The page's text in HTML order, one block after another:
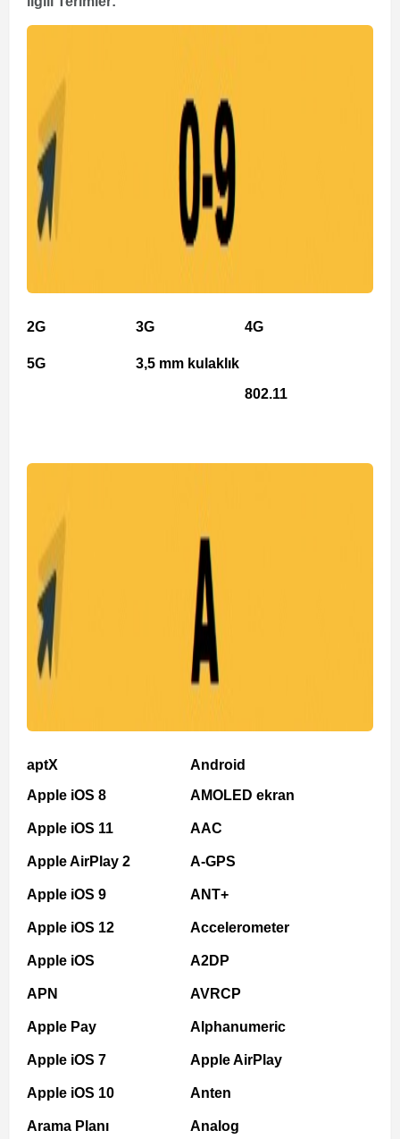
2G 3G 4G
5G
3,5 mm kulaklık
802.11
aptX
Apple iOS 8
Apple iOS 11
Apple AirPlay 2
Apple iOS 9
Apple iOS 12
Apple iOS
APN
Apple Pay
Apple iOS 7
Apple iOS 10
Arama Planı
Android
AMOLED ekran
AAC
A-GPS
ANT+
Accelerometer
A2DP
AVRCP
Alphanumeric
Apple AirPlay
Anten
Analog